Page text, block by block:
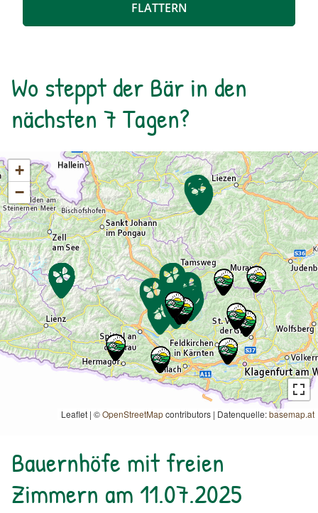
FLATTERN
Wo steppt der Bär in den
nächsten 7 Tagen?
+
−
Leaflet | ©OpenStreetMapcontributors | Datenquelle:basemap.at
Bauernhöfe mit freien
Zimmern am 11.07.2025